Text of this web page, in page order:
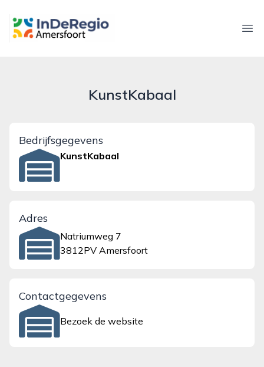
inderegioamersfoort.nl
KunstKabaal
Bedrijfsgegevens
KunstKabaal
Adres
Natriumweg 7
3812PV Amersfoort
Contactgegevens
Bezoek de website